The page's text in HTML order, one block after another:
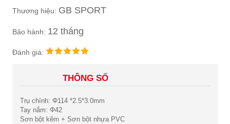
Thương hiệu: GB SPORT
Bảo hành: 12 tháng
Đánh giá:
THÔNG SỐ
Trụ chính: Φ114 *2.5*3.0mm
Tay nắm: Φ42
Sơn bột kẽm + Sơn bột nhựa PVC